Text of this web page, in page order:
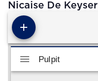
Nicaise De Keyser
Visualiseur Mirador
Pulpit
Pulpit